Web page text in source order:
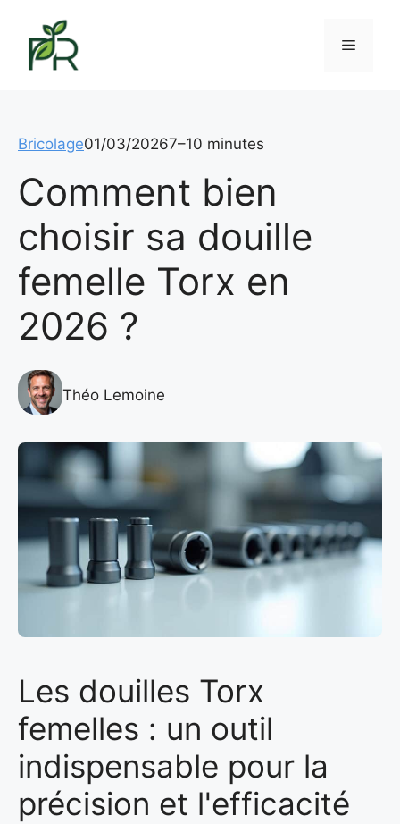
contenu
Menu
Bricolage01/03/20267–10 minutes
Comment bien
choisir sa douille
femelle Torx en
2026 ?
Théo Lemoine
Les douilles Torx
femelles : un outil
indispensable pour la
précision et l'efficacité